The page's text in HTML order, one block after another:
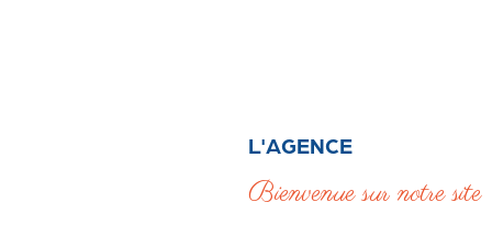
L'AGENCE
Bienvenue sur notre site